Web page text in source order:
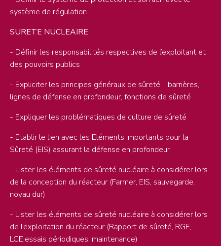
système de régulation
SURETE NUCLEAIRE
- Définir les responsabilités respectives de l’exploitant et
des pouvoirs publics
- Expliciter les principes généraux de sûreté : barrières,
lignes de défense en profondeur, fonctions de sûreté
- Expliquer les problématiques de culture de sûreté
- Etablir le lien avec les Eléments Importants pour la
Sûreté (EIS) assurant la défense en profondeur
- Lister les éléments de sûreté nucléaire à considérer lors
de la conception du réacteur (Farmer, EIS, sauvegarde,
noyau dur)
- Lister les éléments de sûreté nucléaire à considérer lors
de l’exploitation du réacteur (Rapport de sûreté, RGE,
LCE,essais périodiques, maintenance)